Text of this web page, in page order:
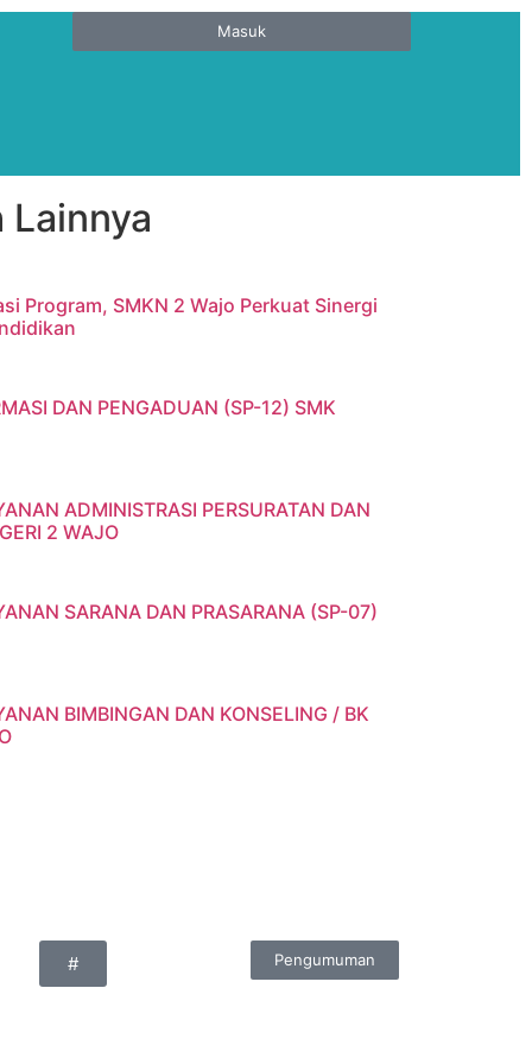
Masuk
Lainnya
Program, SMKN 2 Wajo Perkuat Sinergi
DAN PENGADUAN (SP-12) SMK
ADMINISTRASI PERSURATAN DAN
2 WAJO
SARANA DAN PRASARANA (SP-07)
BIMBINGAN DAN KONSELING / BK
Pengumuman
#